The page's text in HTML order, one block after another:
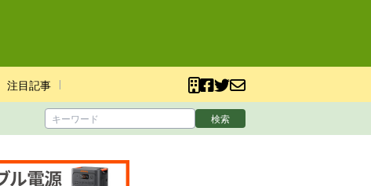
注目記事
検索